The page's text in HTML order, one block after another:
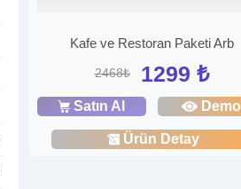
Kafe ve Restoran Paketi Arb
2468₺ 1299 ₺
Satın Al Demo
Ürün Detay